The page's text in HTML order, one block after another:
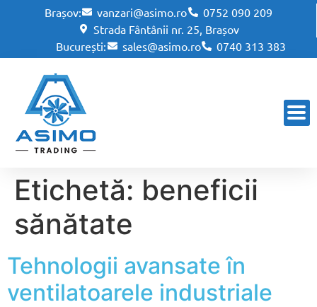
Brașov: vanzari@asimo.ro
0752 090 209
Strada Fântânii nr. 25, Brașov
București:
sales@asimo.ro 0740 313 383
Etichetă: beneficii
sănătate
Tehnologii avansate în
ventilatoarele industriale